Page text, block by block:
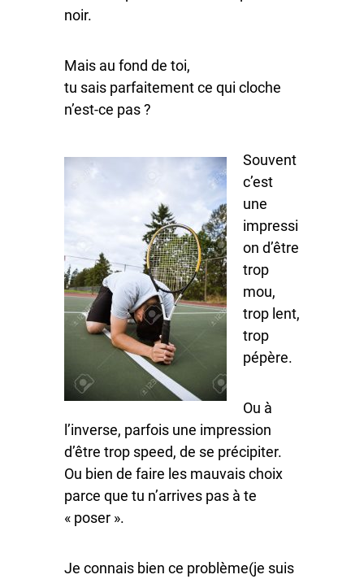
noir.
Mais au fond de toi,
tu sais parfaitement ce qui cloche
n’est-ce pas ?
Souvent
c’est
une
impressi
on d’être
trop
mou,
trop lent,
trop
pépère.
Ou à
l’inverse, parfois une impression
d’être trop speed, de se précipiter.
Ou bien de faire les mauvais choix
parce que tu n’arrives pas à te
« poser ».
Je connais bien ce problème(je suis